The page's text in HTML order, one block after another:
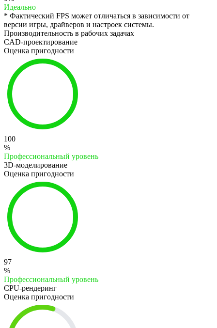
Идеально
* Фактический FPS может отличаться в зависимости от
версии игры, драйверов и настроек системы.
Производительность в рабочих задачах
CAD-проектирование
Оценка пригодности
100
%
Профессиональный уровень
3D-моделирование
Оценка пригодности
97
%
Профессиональный уровень
CPU-рендеринг
Оценка пригодности